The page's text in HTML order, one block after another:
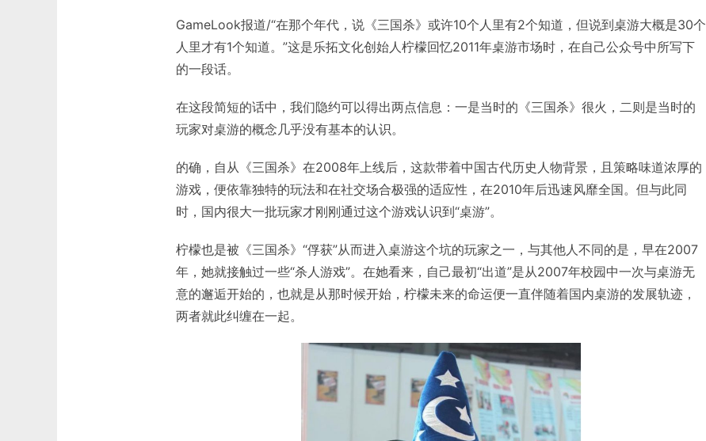
GameLook报道/“在那个年代，说《三国杀》或许10个人里有2个知道，但说到桌游大概是30个
人里才有1个知道。”这是乐拓文化创始人柠檬回忆2011年桌游市场时，在自己公众号中所写下
的一段话。
在这段简短的话中，我们隐约可以得出两点信息：一是当时的《三国杀》很火，二则是当时的
玩家对桌游的概念几乎没有基本的认识。
的确，自从《三国杀》在2008年上线后，这款带着中国古代历史人物背景，且策略味道浓厚的
游戏，便依靠独特的玩法和在社交场合极强的适应性，在2010年后迅速风靡全国。但与此同
时，国内很大一批玩家才刚刚通过这个游戏认识到“桌游”。
柠檬也是被《三国杀》“俘获”从而进入桌游这个坑的玩家之一，与其他人不同的是，早在2007
年，她就接触过一些“杀人游戏”。在她看来，自己最初“出道”是从2007年校园中一次与桌游无
意的邂逅开始的，也就是从那时候开始，柠檬未来的命运便一直伴随着国内桌游的发展轨迹，
两者就此纠缠在一起。